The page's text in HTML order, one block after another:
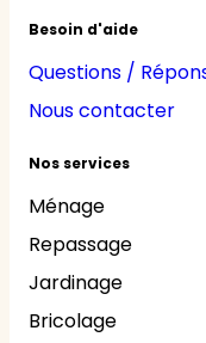
Besoin d'aide
Questions /
Nous contacter
Nos services
Ménage
Repassage
Jardinage
Bricolage